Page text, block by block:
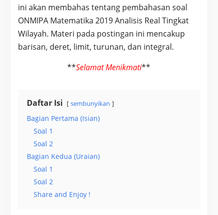
ini akan membahas tentang pembahasan soal
ONMIPA Matematika 2019 Analisis Real Tingkat
Wilayah. Materi pada postingan ini mencakup
barisan, deret, limit, turunan, dan integral.
**Selamat Menikmati**
Daftar Isi sembunyikan
Bagian Pertama (Isian)
Soal 1
Soal 2
Bagian Kedua (Uraian)
Soal 1
Soal 2
Share and Enjoy !